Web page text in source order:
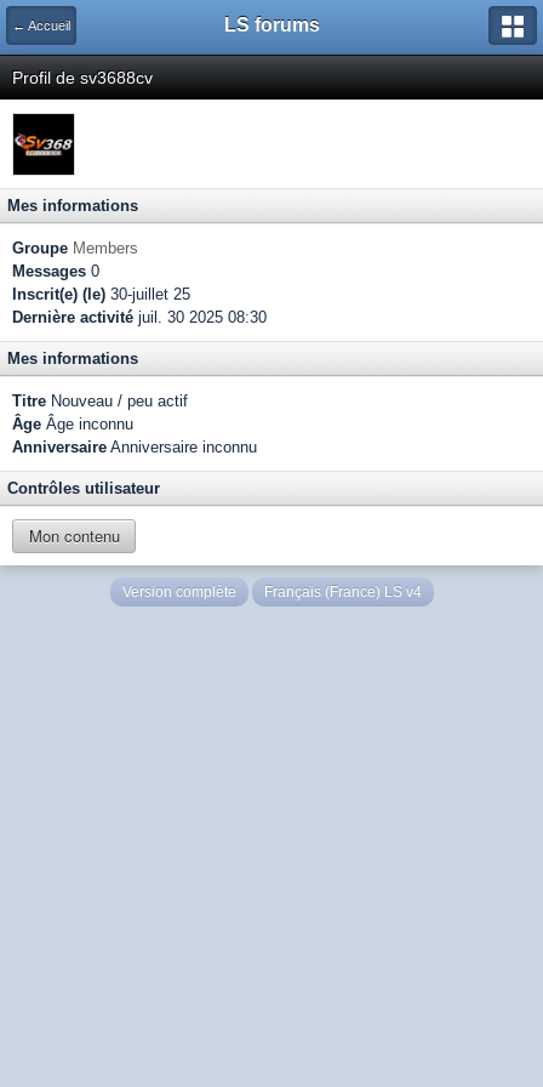
← Accueil LS forums
Profil de sv3688cv
Mes informations
Groupe Members
Messages 0
Inscrit(e) (le) 30-juillet 25
Dernière activité juil. 30 2025 08:30
Mes informations
Titre Nouveau / peu actif
Âge Âge inconnu
Anniversaire Anniversaire inconnu
Contrôles utilisateur
Mon contenu
Version complète Français (France) LS v4